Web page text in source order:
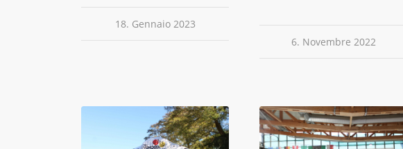
18. Gennaio 2023
6. Novembre 2022